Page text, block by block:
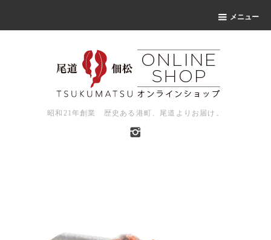
メニュー
昭和21年創業 歴史ある港町、尾道よりお届け。